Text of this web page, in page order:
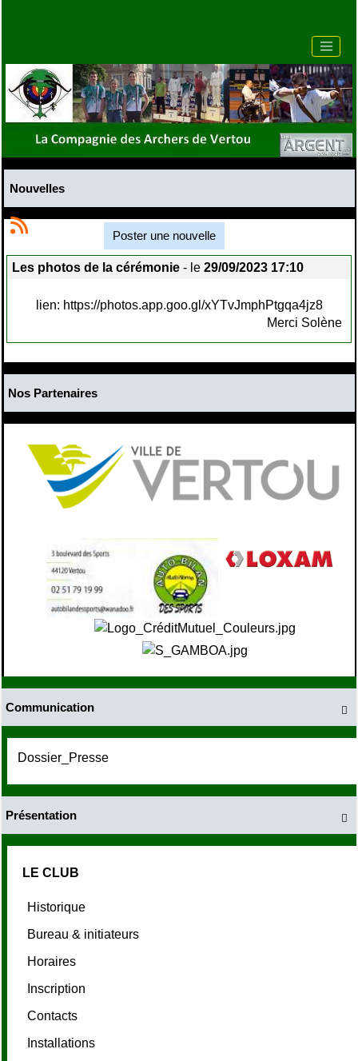

Communication
Dossier_Presse

Présentation
LE CLUB
Historique
Bureau & initiateurs
Horaires
Inscription
Contacts
Installations
Nouvelles
Poster une nouvelle
Les photos de la cérémonie - le 29/09/2023 17:10
lien: https://photos.app.goo.gl/xYTvJmphPtgqa4jz8
Merci Solène
Nos Partenaires